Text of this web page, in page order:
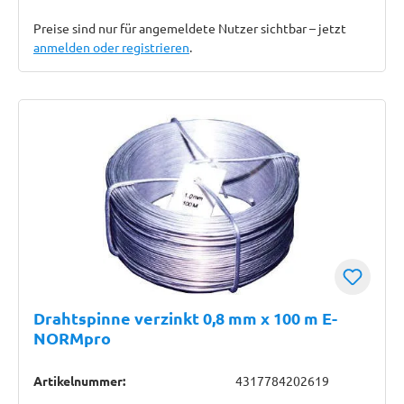
Preise sind nur für angemeldete Nutzer sichtbar – jetzt
anmelden oder registrieren.
Drahtspinne verzinkt 0,8 mm x 100 m E-
NORMpro
Artikelnummer: 4317784202619